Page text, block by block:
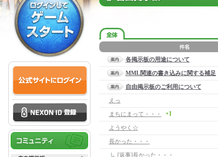
各掲示板の用途について
MML関連の書き込みに関する補足
自由掲示板のご利用について
えっ
まちにまって・・・
+1
ようやく☆
長かった・・・
[返事]長かった・・・